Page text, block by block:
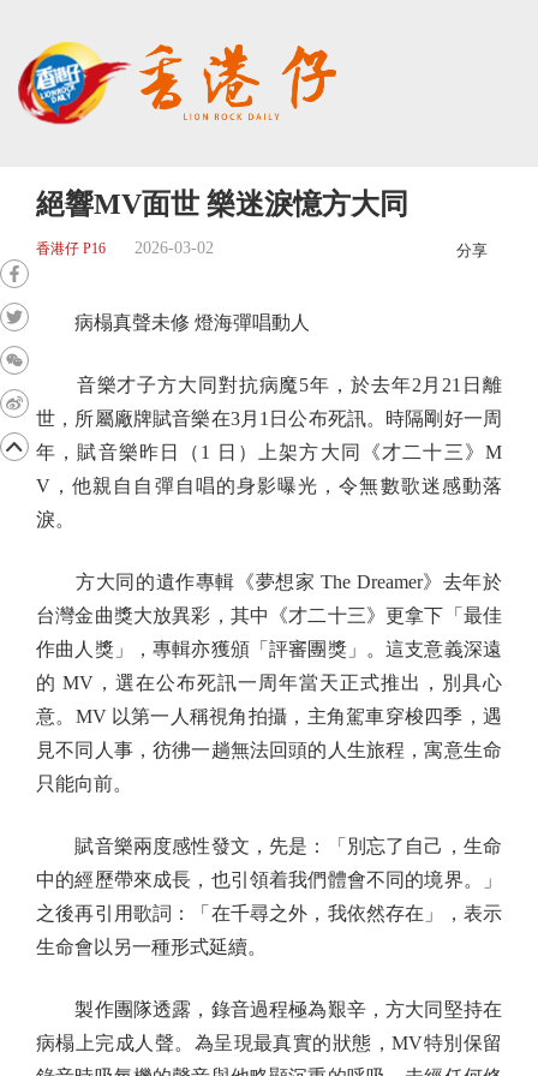
絕響MV面世 樂迷淚憶方大同
香港仔 P16 2026-03-02 分享
病榻真聲未修 燈海彈唱動人
音樂才子方大同對抗病魔5年，於去年2月21日離
世，所屬廠牌賦音樂在3月1日公布死訊。時隔剛好一周
年，賦音樂昨日（1 日）上架方大同《才二十三》M
V，他親自自彈自唱的身影曝光，令無數歌迷感動落
淚。
方大同的遺作專輯《夢想家 The Dreamer》去年於
台灣金曲獎大放異彩，其中《才二十三》更拿下「最佳
作曲人獎」，專輯亦獲頒「評審團獎」。這支意義深遠
的 MV，選在公布死訊一周年當天正式推出，別具心
意。MV 以第一人稱視角拍攝，主角駕車穿梭四季，遇
見不同人事，彷彿一趟無法回頭的人生旅程，寓意生命
只能向前。
賦音樂兩度感性發文，先是：「別忘了自己，生命
中的經歷帶來成長，也引領着我們體會不同的境界。」
之後再引用歌詞：「在千尋之外，我依然存在」，表示
生命會以另一種形式延續。
製作團隊透露，錄音過程極為艱辛，方大同堅持在
病榻上完成人聲。為呈現最真實的狀態，MV特別保留